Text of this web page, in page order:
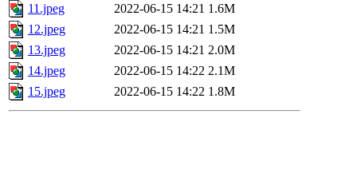
11.jpeg
2022-06-15 14:21 1.6M
12.jpeg
2022-06-15 14:21 1.5M
13.jpeg
2022-06-15 14:21 2.0M
14.jpeg
2022-06-15 14:22 2.1M
15.jpeg
2022-06-15 14:22 1.8M